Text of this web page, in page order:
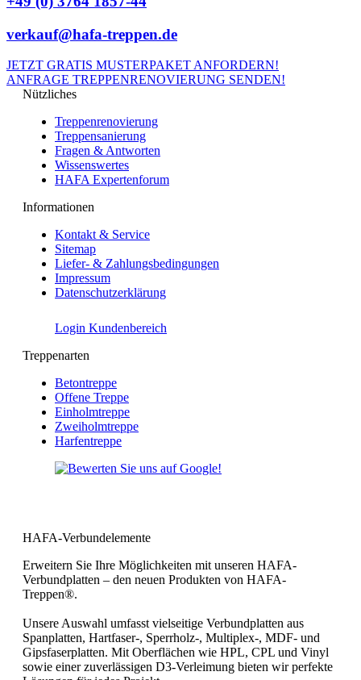
verkauf@hafa-treppen.de
JETZT GRATIS MUSTERPAKET ANFORDERN!
ANFRAGE TREPPENRENOVIERUNG SENDEN!
Nützliches
Treppenrenovierung
Treppensanierung
Fragen & Antworten
Wissenswertes
HAFA Expertenforum
Informationen
Kontakt & Service
Sitemap
Liefer- & Zahlungsbedingungen
Impressum
Datenschutzerklärung
Login Kundenbereich
Treppenarten
Betontreppe
Offene Treppe
Einholmtreppe
Zweiholmtreppe
Harfentreppe
HAFA-Verbundelemente
Erweitern Sie Ihre Möglichkeiten mit unseren HAFA-
Verbundplatten – den neuen Produkten von HAFA-
Treppen®.
Unsere Auswahl umfasst vielseitige Verbundplatten aus
Spanplatten, Hartfaser-, Sperrholz-, Multiplex-, MDF- und
Gipsfaserplatten. Mit Oberflächen wie HPL, CPL und Vinyl
sowie einer zuverlässigen D3-Verleimung bieten wir perfekte